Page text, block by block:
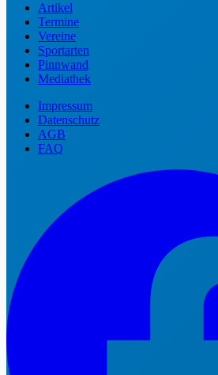
Artikel
Termine
Vereine
Sportarten
Pinnwand
Mediathek
Impressum
Datenschutz
AGB
FAQ